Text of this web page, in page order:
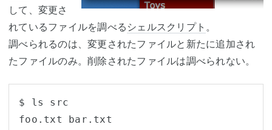
して、変更さ
れているファイルを調べる シェルスクリプト 。
調べられるのは、変更されたファイルと新たに追加され
たファイルのみ。削除されたファイルは調べられない。
$ ls src
foo.txt bar.txt